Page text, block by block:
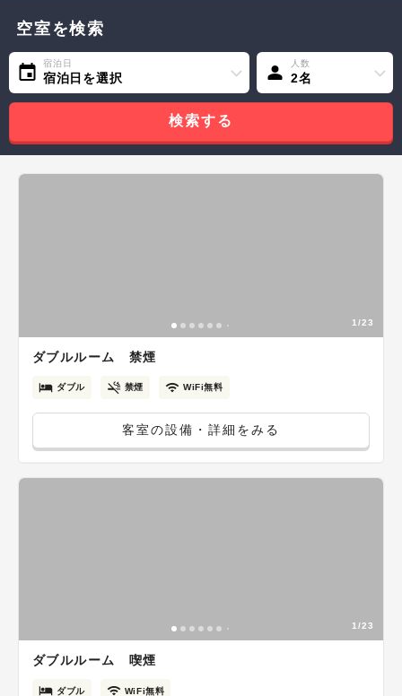
空室を検索
宿泊日
宿泊日を選択
人数
2名
検索する
1/23
ダブルルーム 禁煙
ダブル 禁煙 WiFi無料
客室の設備・詳細をみる
1/23
ダブルルーム 喫煙
ダブル WiFi無料